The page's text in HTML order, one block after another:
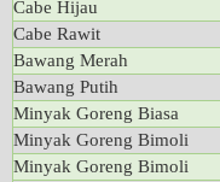
Cabe Hijau
Cabe Rawit
Bawang Merah
Bawang Putih
Minyak Goreng Biasa
Minyak Goreng Bimoli
Minyak Goreng Bimoli